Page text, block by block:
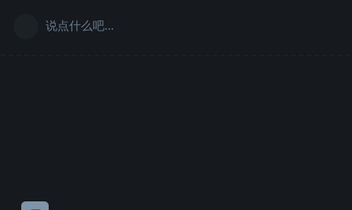
说点什么吧...